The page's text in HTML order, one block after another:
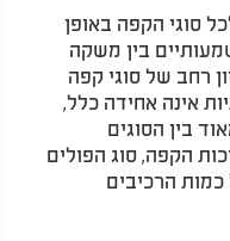
סוגי הקפה באופן
בין משקה
רחב של סוגי קפה
אינה אחידה כלל,
בין הסוגים
הקפה, סוג הפולים
הרכיבים